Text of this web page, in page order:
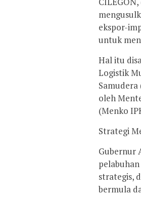
ekspor-
untuk
​Hal itu
Logistik
oleh
(Menko
​Strategi
​Gubernur
strategis,
bermula